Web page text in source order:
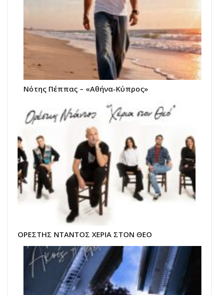
Νότης Πέππας – «Αθήνα-Κύπρος»
ΟΡΕΣΤΗΣ ΝΤΑΝΤΟΣ ΧΕΡΙΑ ΣΤΟΝ ΘΕΟ